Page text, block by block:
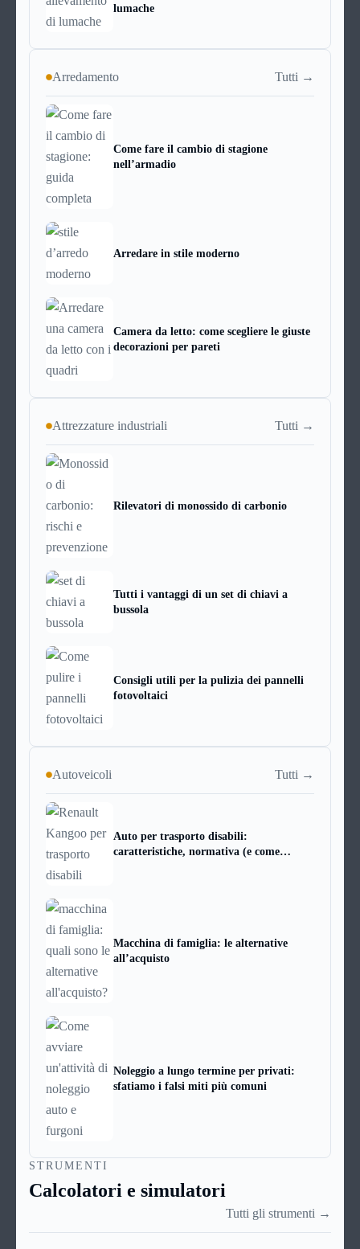
lumache
Arredamento Tutti →
Come fare il cambio di stagione
nell’armadio
Arredare in stile moderno
Camera da letto: come scegliere le giuste
decorazioni per pareti
Attrezzature industriali Tutti →
Rilevatori di monossido di carbonio
Tutti i vantaggi di un set di chiavi a
bussola
Consigli utili per la pulizia dei pannelli
fotovoltaici
Autoveicoli Tutti →
Auto per trasporto disabili:
caratteristiche, normativa (e come
Macchina di famiglia: le alternative
all’acquisto
Noleggio a lungo termine per privati:
sfatiamo i falsi miti più comuni
STRUMENTI
Calcolatori e simulatori
Tutti gli strumenti →